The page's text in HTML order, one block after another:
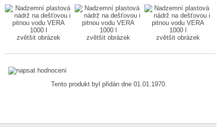
zvětšit obrázek zvětšit obrázek zvětšit obrázek
Tento produkt byl přidán dne 01.01.1970.